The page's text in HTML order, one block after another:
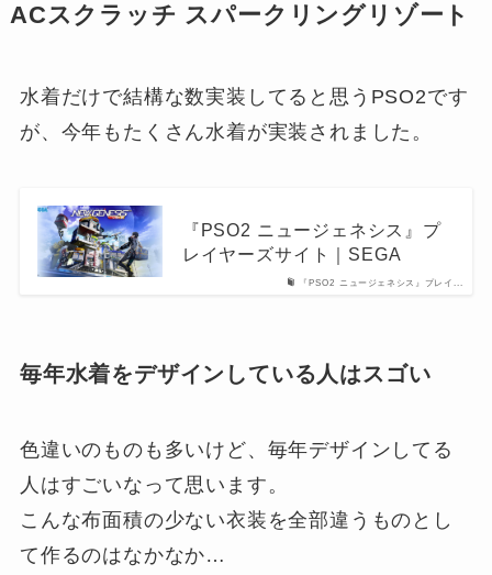
ACスクラッチ スパークリングリゾート
水着だけで結構な数実装してると思うPSO2です
が、今年もたくさん水着が実装されました。
『PSO2 ニュージェネシス』プレイ...
『PSO2 ニュージェネシス』プ
レイヤーズサイト｜SEGA
毎年水着をデザインしている人はスゴい
色違いのものも多いけど、毎年デザインしてる
人はすごいなって思います。
こんな布面積の少ない衣装を全部違うものとし
て作るのはなかなか…